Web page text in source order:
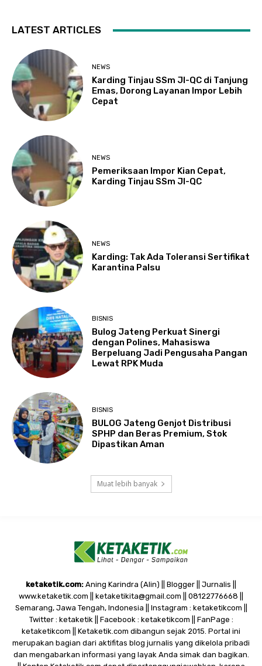
LATEST ARTICLES
NEWS
Karding Tinjau SSm JI-QC di Tanjung
Emas, Dorong Layanan Impor Lebih
Cepat
NEWS
Pemeriksaan Impor Kian Cepat,
Karding Tinjau SSm JI-QC
NEWS
Karding: Tak Ada Toleransi Sertifikat
Karantina Palsu
BISNIS
Bulog Jateng Perkuat Sinergi
dengan Polines, Mahasiswa
Berpeluang Jadi Pengusaha Pangan
Lewat RPK Muda
BISNIS
BULOG Jateng Genjot Distribusi
SPHP dan Beras Premium, Stok
Dipastikan Aman
Muat lebih banyak
ketaketik.com: Aning Karindra (Alin) || Blogger || Jurnalis ||
www.ketaketik.com || ketaketikita@gmail.com || 08122776668 ||
Semarang, Jawa Tengah, Indonesia || Instagram : ketaketikcom ||
Twitter : ketaketik || Facebook : ketaketikcom || FanPage :
ketaketikcom || Ketaketik.com dibangun sejak 2015. Portal ini
merupakan bagian dari aktifitas blog jurnalis yang dikelola pribadi
dan mengabarkan informasi yang layak Anda simak dan bagikan.